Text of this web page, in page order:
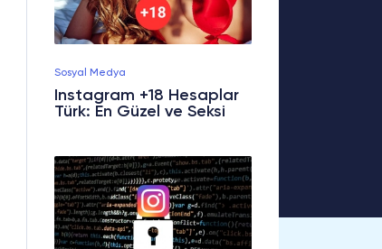
Sosyal Medya
Instagram +18 Hesaplar
Türk: En Güzel ve Seksi